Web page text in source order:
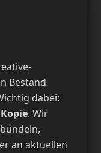
Bestand
dabei:
. Wir
an aktuellen